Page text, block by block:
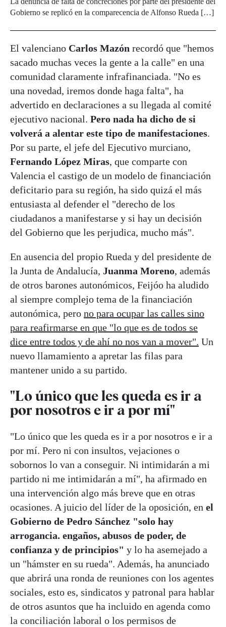
Gobierno se replicó en la comparecencia de Alfonso Rueda […]
El valenciano Carlos Mazón recordó que "hemos
sacado muchas veces la gente a la calle" en una
comunidad claramente infrafinanciada. "No es
una novedad, iremos donde haga falta", ha
advertido en declaraciones a su llegada al comité
ejecutivo nacional. Pero nada ha dicho de si
volverá a alentar este tipo de manifestaciones.
Por su parte, el jefe del Ejecutivo murciano,
Fernando López Miras, que comparte con
Valencia el castigo de un modelo de financiación
deficitario para su región, ha sido quizá el más
entusiasta al defender el "derecho de los
ciudadanos a manifestarse y si hay un decisión
del Gobierno que les perjudica, mucho más".
En ausencia del propio Rueda y del presidente de
la Junta de Andalucía, Juanma Moreno, además
de otros barones autonómicos, Feijóo ha aludido
al siempre complejo tema de la financiación
autonómica, pero no para ocupar las calles sino
para reafirmarse en que "lo que es de todos se
dice entre todos y de ahí no nos van a mover". Un
nuevo llamamiento a apretar las filas para
mantener unido a su partido.
"Lo único que les queda es ir a
por nosotros e ir a por mí"
"Lo único que les queda es ir a por nosotros e ir a
por mí. Pero ni con insultos, vejaciones o
sobornos lo van a conseguir. Ni intimidarán a mi
partido ni me intimidarán a mí", ha afirmado en
una intervención algo más breve que en otras
ocasiones. A juicio del líder de la oposición, en el
Gobierno de Pedro Sánchez "solo hay
arrogancia. engaños, abusos de poder, de
confianza y de principios" y lo ha asemejado a
un "hámster en su rueda". Además, ha anunciado
que abrirá una ronda de reuniones con los agentes
sociales, esto es, sindicatos y patronal para hablar
de otros asuntos que ha incluido en agenda como
la conciliación laboral o los permisos de